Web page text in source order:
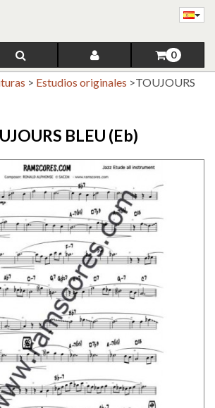
0
> Estudios originales >TOUJOURS
BLEU (Eb)